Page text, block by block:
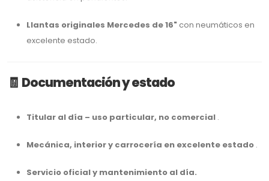
Llantas originales Mercedes de 16" con neumáticos en
excelente estado.
🧾 Documentación y estado
Titular al día – uso particular, no comercial .
Mecánica, interior y carrocería en excelente estado .
Servicio oficial y mantenimiento al día.